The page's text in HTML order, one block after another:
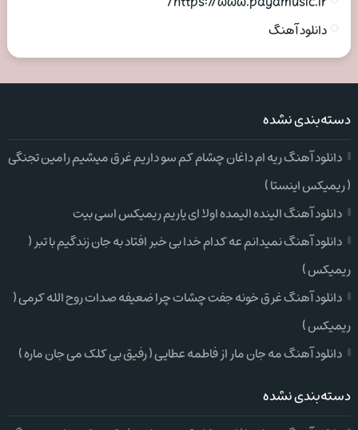
دانلود آهنگ
دسته‌بندی نشده
دانلود آهنگ ریه ام داغان چشام کم سو داریم غرق میشیم رامین تجنگی
( ریمیکس اینستا )
دانلود آهنگ الینده الیمده اولا ای یاریم ریمیکس اسی بیت
دانلود آهنگ نمیدانم عه کدام خدا بی خبر افتاد به جان زندگیم با تبر (
ریمیکس )
دانلود آهنگ غرق خونه جفت چشات چرا ضعیفه صدات روح الله کرمی (
ریمیکس )
دانلود آهنگ مه جان مار از فاطمه عطایی ( رفیق بی کلک می جان ماره )
دسته‌بندی نشده